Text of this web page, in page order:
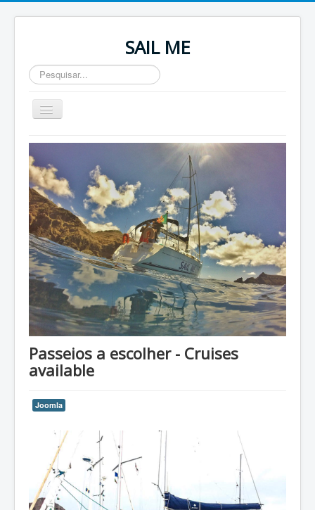
SAIL ME
Pesquisar...
Toggle
Navigation
Home
Passeios a escolher - Cruises
available
Joomla